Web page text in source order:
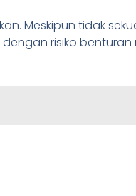
Meskipun tidak
risiko benturan